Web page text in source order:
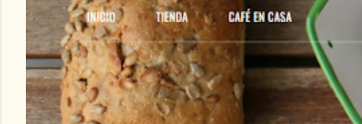
a
s